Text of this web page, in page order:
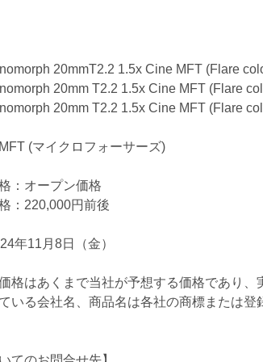
20mmT2.2 1.5x Cine MFT (Flare
20mm T2.2 1.5x Cine MFT (Flare
20mm T2.2 1.5x Cine MFT (Flare
(マイクロフォーサーズ)
：オープン価格
：220,000円前後
年11月8日（金）
格はあくまで当社が予想する価格であり、
いる会社名、商品名は各社の商標または登